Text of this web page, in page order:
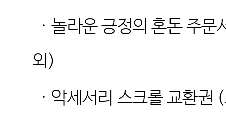
·놀라운 긍정의 혼돈 주문
외 )
· 악세서리 스크롤 교환권 (